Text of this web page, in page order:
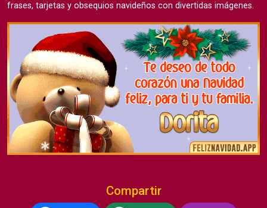
frases, tarjetas y obsequios navideños con divertidas imágenes.
Compartir